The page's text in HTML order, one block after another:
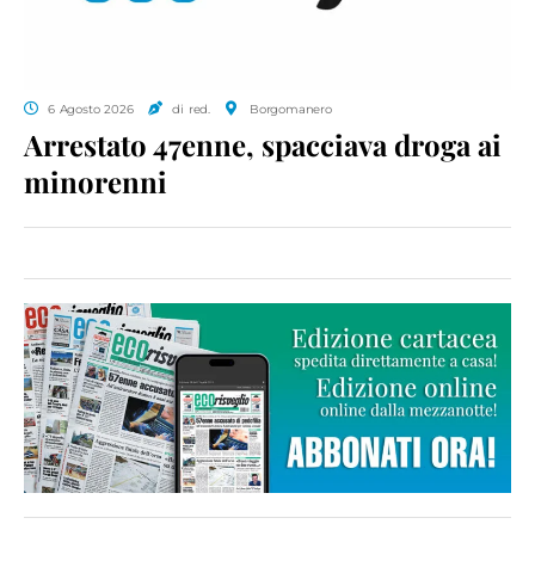
6 Agosto 2026 di red. Borgomanero
Arrestato 47enne, spacciava droga ai
minorenni